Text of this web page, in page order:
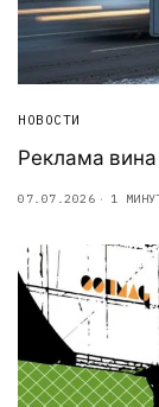
НОВОСТИ
Реклама
07.07.2026 1